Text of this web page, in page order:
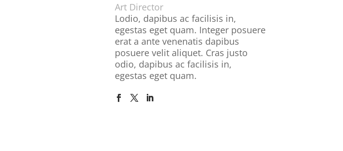
Art Director
Lodio, dapibus ac facilisis in,
egestas eget quam. Integer posuere
erat a ante venenatis dapibus
posuere velit aliquet. Cras justo
odio, dapibus ac facilisis in,
egestas eget quam.